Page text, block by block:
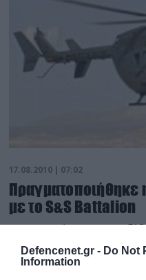
Defencenet.gr - Do Not
Information
17.08.2010 | 07:02
Πραγματοποιήθηκε
με το S&S Battalion
Με ανακοίνωση που
EADS γνωστοποίησε ότι
πραγματοποιήθηκε η